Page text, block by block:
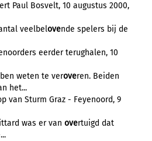
Paul Bosvelt, 10 augustus 2000,
veelbelovende spelers bij de
eerder terughalen, 10
weten te veroveren. Beiden
het...
van Sturm Graz - Feyenoord, 9
was er van overtuigd dat